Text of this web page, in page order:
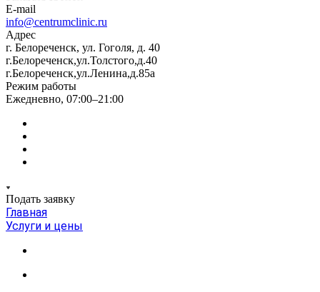
E-mail
info@centrumclinic.ru
Адрес
г. Белореченск, ул. Гоголя, д. 40
г.Белореченск,ул.Толстого,д.40
г.Белореченск,ул.Ленина,д.85а
Режим работы
Ежедневно, 07:00–21:00
Подать заявку
Главная
Услуги и цены